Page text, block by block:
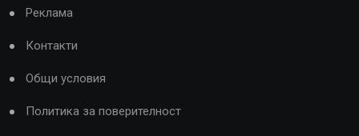
Реклама
Контакти
Общи условия
Политика за поверителност